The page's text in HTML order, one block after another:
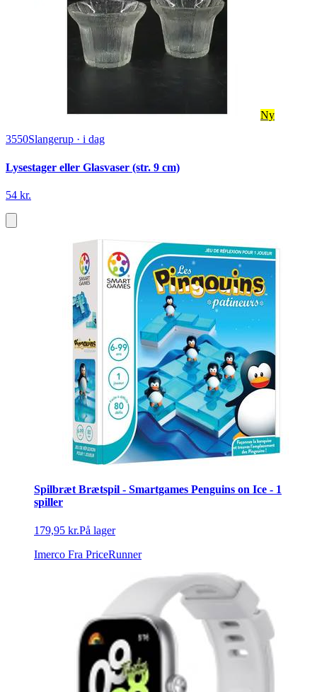
Ny
3550Slangerup · i dag
Lysestager eller Glasvaser (str. 9 cm)
54 kr.
Spilbræt Brætspil - Smartgames Penguins on Ice - 1
spiller
179,95 kr.På lager
Imerco Fra PriceRunner